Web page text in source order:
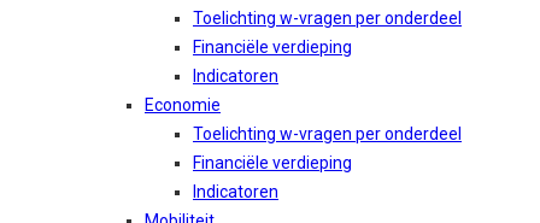
Toelichting w-vragen per onderdeel
Financiële verdieping
Indicatoren
Economie
Toelichting w-vragen per onderdeel
Financiële verdieping
Indicatoren